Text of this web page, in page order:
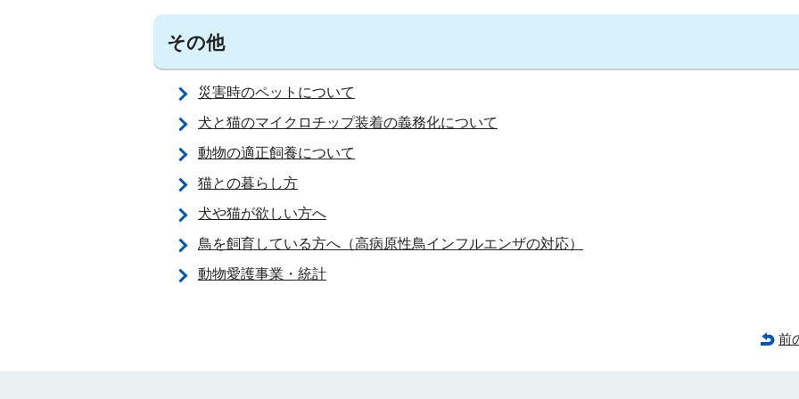
その他
災害時のペットについて
犬と猫のマイクロチップ装着の義務化について
動物の適正飼養について
猫との暮らし方
犬や猫が欲しい方へ
鳥を飼育している方へ（高病原性鳥インフルエンザの対応）
動物愛護事業・統計
前